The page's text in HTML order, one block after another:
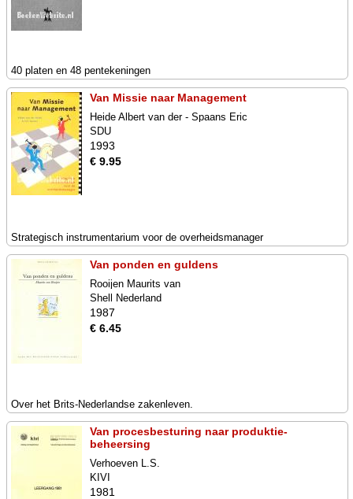
40 platen en 48 pentekeningen
Van Missie naar Management
Heide Albert van der - Spaans Eric
SDU
1993
€ 9.95
Strategisch instrumentarium voor de overheidsmanager
Van ponden en guldens
Rooijen Maurits van
Shell Nederland
1987
€ 6.45
Over het Brits-Nederlandse zakenleven.
Van procesbesturing naar produktie-
beheersing
Verhoeven L.S.
KIVI
1981